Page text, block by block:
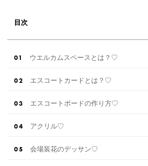
ン内容をま […]続きを読む
目次
ウエルカムスペースとは？♡
エスコートカードとは？♡
エスコートボードの作り方♡
アクリル♡
会場装花のデッサン♡